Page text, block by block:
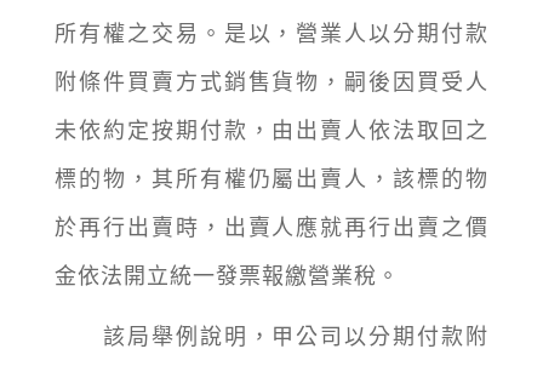
所有權之交易。是以，營業人以分期付款
附條件買賣方式銷售貨物，嗣後因買受人
未依約定按期付款，由出賣人依法取回之
標的物，其所有權仍屬出賣人，該標的物
於再行出賣時，出賣人應就再行出賣之價
金依法開立統一發票報繳營業稅。
該局舉例說明，甲公司以分期付款附